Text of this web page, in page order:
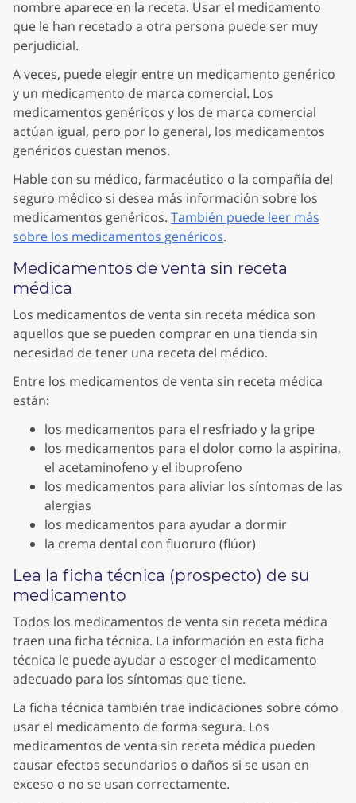
nombre aparece en la receta. Usar el medicamento
que le han recetado a otra persona puede ser muy
perjudicial.
A veces, puede elegir entre un medicamento genérico
y un medicamento de marca comercial. Los
medicamentos genéricos y los de marca comercial
actúan igual, pero por lo general, los medicamentos
genéricos cuestan menos.
Hable con su médico, farmacéutico o la compañía del
seguro médico si desea más información sobre los
medicamentos genéricos. También puede leer más
sobre los medicamentos genéricos.
Medicamentos de venta sin receta
médica
Los medicamentos de venta sin receta médica son
aquellos que se pueden comprar en una tienda sin
necesidad de tener una receta del médico.
Entre los medicamentos de venta sin receta médica
están:
los medicamentos para el resfriado y la gripe
los medicamentos para el dolor como la aspirina,
el acetaminofeno y el ibuprofeno
los medicamentos para aliviar los síntomas de las
alergias
los medicamentos para ayudar a dormir
la crema dental con fluoruro (flúor)
Lea la ficha técnica (prospecto) de su
medicamento
Todos los medicamentos de venta sin receta médica
traen una ficha técnica. La información en esta ficha
técnica le puede ayudar a escoger el medicamento
adecuado para los síntomas que tiene.
La ficha técnica también trae indicaciones sobre cómo
usar el medicamento de forma segura. Los
medicamentos de venta sin receta médica pueden
causar efectos secundarios o daños si se usan en
exceso o no se usan correctamente.